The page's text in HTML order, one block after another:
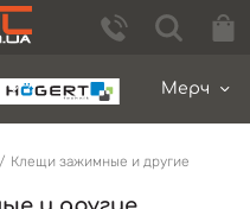
Мерч
Клещи зажимные и другие